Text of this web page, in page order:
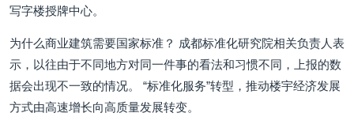
写字楼授牌中心。
为什么商业建筑需要国家标准？ 成都标准化研究院相关负责人表
示，以往由于不同地方对同一件事的看法和习惯不同，上报的数
据会出现不一致的情况。 “标准化服务”转型，推动楼宇经济发展
方式由高速增长向高质量发展转变。